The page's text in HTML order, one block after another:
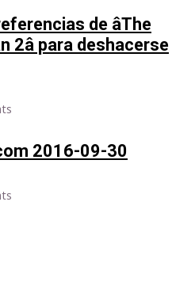
de âThe
para deshacerse
2016-09-30